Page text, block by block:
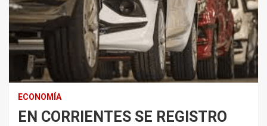
ECONOMÍA
EN CORRIENTES SE REGISTRO